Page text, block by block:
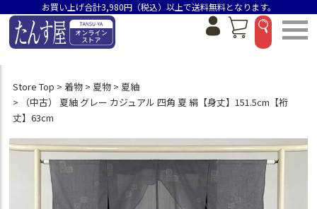
お買い上げ合計3,980円（税込）以上で送料無料となります。
Store Top 着物 夏物
夏紬
（中古） 夏紬 グレー カジュアル 四角 夏 絹【身丈】151.5cm【裄
丈】63cm